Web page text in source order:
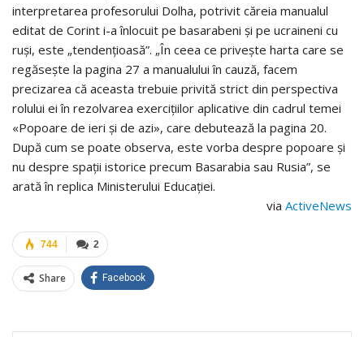
interpretarea profesorului Dolha, potrivit căreia manualul
editat de Corint i-a înlocuit pe basarabeni și pe ucraineni cu
ruși, este „tendențioasă”. „În ceea ce privește harta care se
regăsește la pagina 27 a manualului în cauză, facem
precizarea că aceasta trebuie privită strict din perspectiva
rolului ei în rezolvarea exercițiilor aplicative din cadrul temei
«Popoare de ieri și de azi», care debutează la pagina 20.
După cum se poate observa, este vorba despre popoare și
nu despre spații istorice precum Basarabia sau Rusia”, se
arată în replica Ministerului Educației.
via ActiveNews
2
744
Share Facebook